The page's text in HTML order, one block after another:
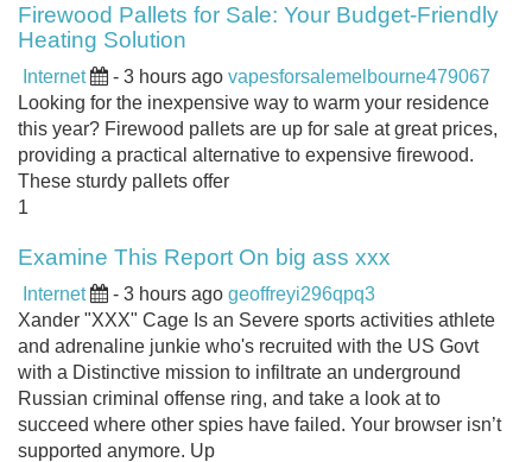
Firewood Pallets for Sale: Your Budget-Friendly
Heating Solution
Internet - 3 hours ago vapesforsalemelbourne479067
Looking for the inexpensive way to warm your residence
this year? Firewood pallets are up for sale at great prices,
providing a practical alternative to expensive firewood.
These sturdy pallets offer
1
Examine This Report On big ass xxx
Internet - 3 hours ago geoffreyi296qpq3
Xander "XXX" Cage Is an Severe sports activities athlete
and adrenaline junkie who's recruited with the US Govt
with a Distinctive mission to infiltrate an underground
Russian criminal offense ring, and take a look at to
succeed where other spies have failed. Your browser isn’t
supported anymore. Up